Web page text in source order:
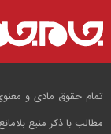
تمام حقوق مادی و
مطالب با ذکر منبع